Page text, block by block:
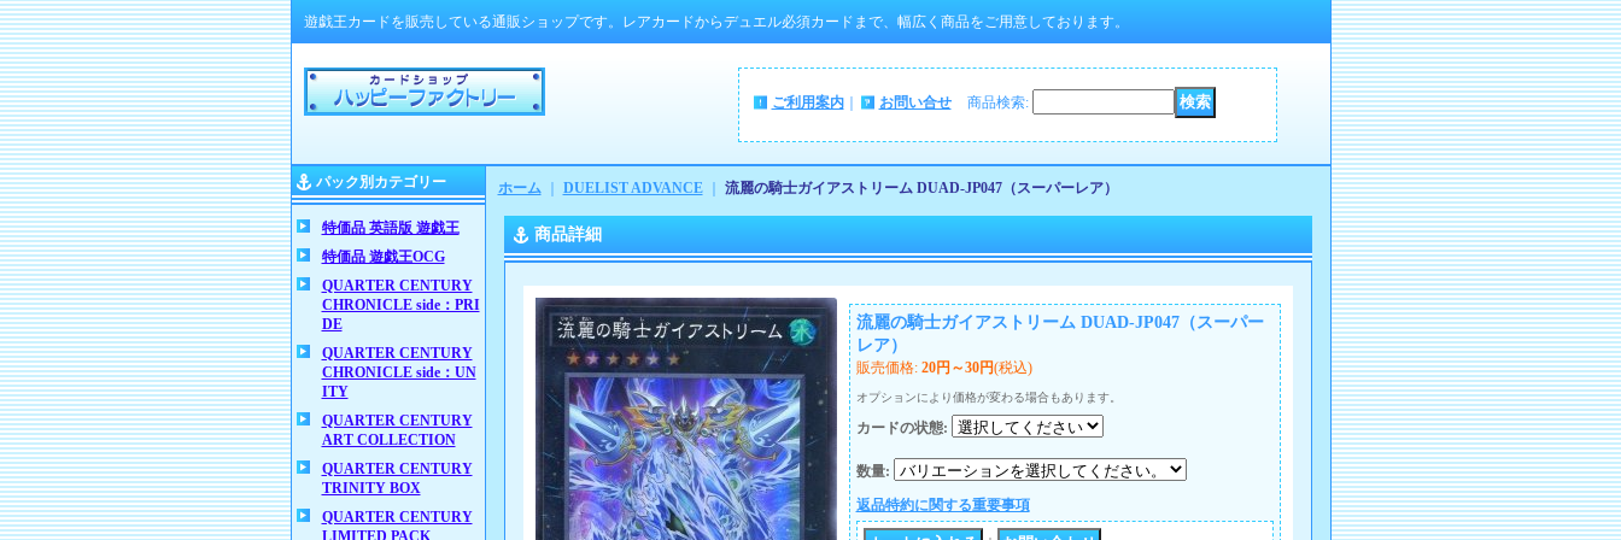
遊戯王カードを販売している通販ショップです。レアカードからデュエル必須カードまで、幅広く商品をご用意しております。
ご利用案内｜ お問い合せ 商品検索:
パック別カテゴリー
特価品 英語版 遊戯王
特価品 遊戯王OCG
QUARTER CENTURY
CHRONICLE side：PRI
DE
QUARTER CENTURY
CHRONICLE side：UN
ITY
QUARTER CENTURY
ART COLLECTION
QUARTER CENTURY
TRINITY BOX
QUARTER CENTURY
LIMITED PACK
ホーム｜ DUELIST ADVANCE｜ 流麗の騎士ガイアストリーム DUAD-JP047（スーパーレア）
商品詳細
流麗の騎士ガイアストリーム DUAD-JP047（スーパー
レア）
販売価格: 20円～30円(税込)
オプションにより価格が変わる場合もあります。
カードの状態:
数量:
返品特約に関する重要事項